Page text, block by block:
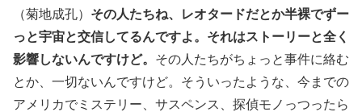
（菊地成孔） その人たちね、レオタードだとか半裸でずー
っと宇宙と交信してるんですよ。それはストーリーと全く
影響しないんですけど。 その人たちがちょっと事件に絡む
とか、一切ないんですけど。そういったような、今までの
アメリカでミステリー、サスペンス、探偵モノっつったら